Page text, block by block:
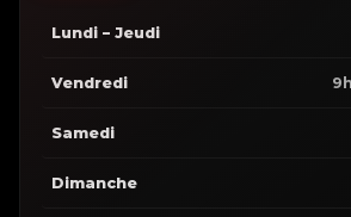
Lundi – Jeudi
Vendredi
Samedi
Dimanche